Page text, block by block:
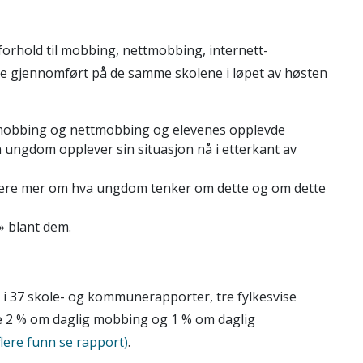
til mobbing, nettmobbing, internett-
på de samme skolene i løpet av høsten
og nettmobbing og elevenes opplevde
opplever sin situasjon nå i etterkant av
mer om hva ungdom tenker om dette og om dette
blant dem.
37 skole- og kommunerapporter, tre fylkesvise
om daglig mobbing og 1 % om daglig
funn se rapport).